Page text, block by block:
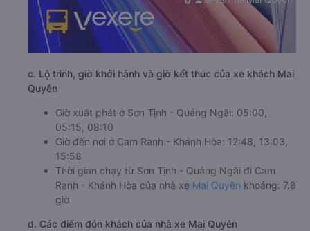
c. Lộ trình, giờ khởi hành và giờ kết thúc của xe khách Mai
Quyên
Giờ xuất phát ở Sơn Tịnh - Quảng Ngãi: 05:00,
05:15, 08:10
Giờ đến nơi ở Cam Ranh - Khánh Hòa: 12:48, 13:03,
15:58
Thời gian chạy từ Sơn Tịnh - Quảng Ngãi đi Cam
Ranh - Khánh Hòa của nhà xe Mai Quyên khoảng: 7.8
giờ
d. Các điểm đón khách của nhà xe Mai Quyên